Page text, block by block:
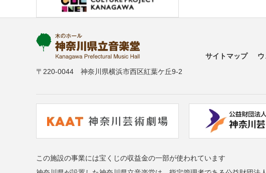
〒220-0044 神奈川県横浜市西区紅葉ケ丘9-2
サイトマップ
この施設の事業には宝くじの収益金の一部が使われています